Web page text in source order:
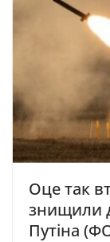
Оце так
знищили
Путіна